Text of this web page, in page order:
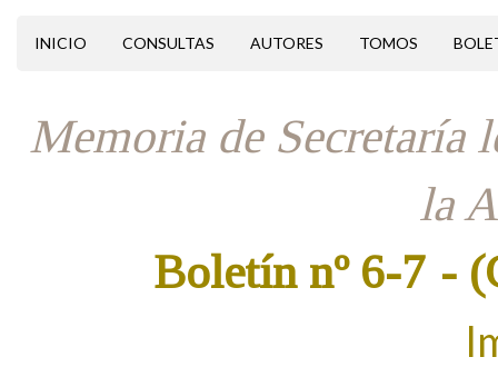
INICIO CONSULTAS AUTORES TOMOS
Memoria de Secretaría
la
Boletín nº 6-7 -